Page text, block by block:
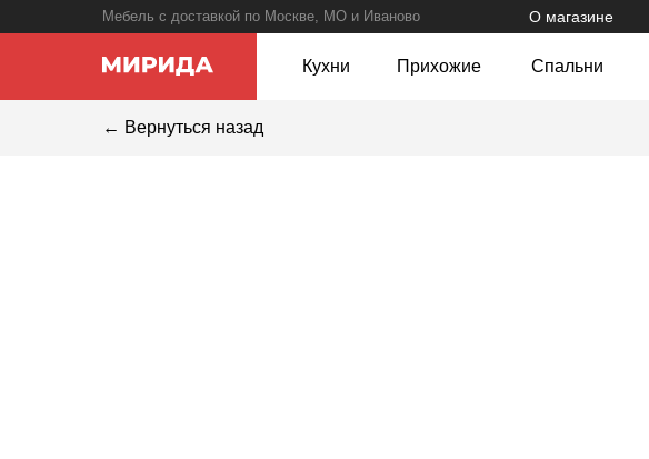
Кухни Прихожие Спальни
Мебель с доставкой по Москве, МО и Иваново О магазине
← Вернуться назад